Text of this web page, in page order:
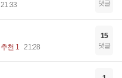
21:33 댓글
추천 1 21:28
15
댓글